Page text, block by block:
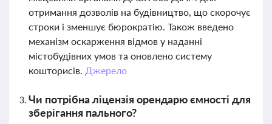
отримання дозволів на будівництво, що скорочує
строки і зменшує бюрократію. Також введено
механізм оскарження відмов у наданні
містобудівних умов та оновлено систему
кошторисів. Джерело
Чи потрібна ліцензія орендарю ємності для
зберігання пального?